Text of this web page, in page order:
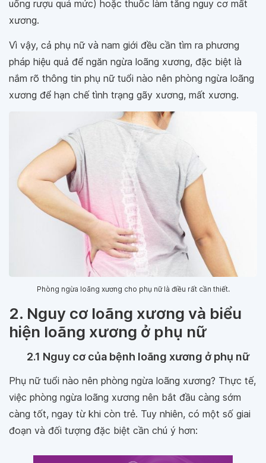
uống rượu quá mức) hoặc thuốc làm tăng nguy cơ mất
xương.
Vì vậy, cả phụ nữ và nam giới đều cần tìm ra phương
pháp hiệu quả để ngăn ngừa loãng xương, đặc biệt là
nắm rõ thông tin phụ nữ tuổi nào nên phòng ngừa loãng
xương để hạn chế tình trạng gãy xương, mất xương.
Phòng ngừa loãng xương cho phụ nữ là điều rất cần thiết.
2. Nguy cơ loãng xương và biểu
hiện loãng xương ở phụ nữ
2.1 Nguy cơ của bệnh loãng xương ở phụ nữ
Phụ nữ tuổi nào nên phòng ngừa loãng xương? Thực tế,
việc phòng ngừa loãng xương nên bắt đầu càng sớm
càng tốt, ngay từ khi còn trẻ. Tuy nhiên, có một số giai
đoạn và đối tượng đặc biệt cần chú ý hơn: